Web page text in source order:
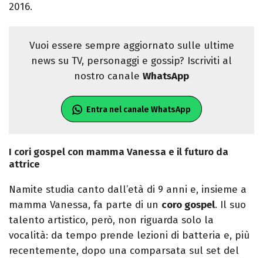
2016.
Vuoi essere sempre aggiornato sulle ultime
news su TV, personaggi e gossip? Iscriviti al
nostro canale WhatsApp
Entra nel canale WhatsApp
I cori gospel con mamma Vanessa e il futuro da
attrice
Namite studia canto dall’età di 9 anni e, insieme a
mamma Vanessa, fa parte di un coro gospel. Il suo
talento artistico, però, non riguarda solo la
vocalità: da tempo prende lezioni di batteria e, più
recentemente, dopo una comparsata sul set del